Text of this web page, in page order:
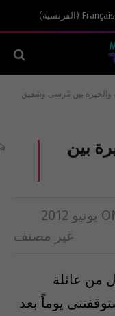
Français
( الفرنسية)
والحيرة بين مُرسى وشفيق
بين
غير مصنف
من عائلة
يوماً بعد